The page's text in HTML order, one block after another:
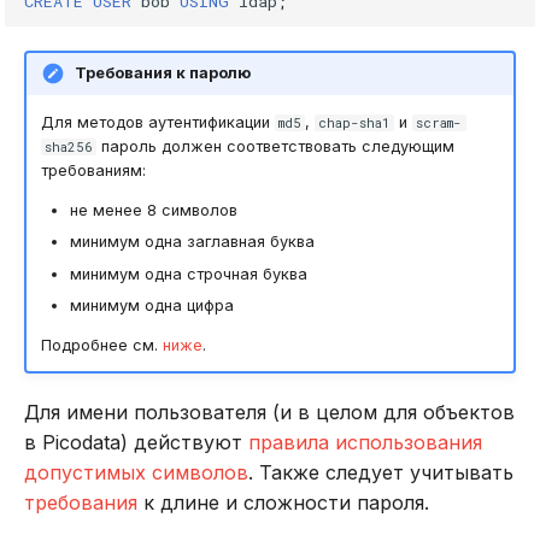
Требования к паролю
Для методов аутентификации md5 , chap-sha1 и
scram-
sha256 пароль должен соответствовать следующим
требованиям:
не менее 8 символов
минимум одна заглавная буква
минимум одна строчная буква
минимум одна цифра
Подробнее см. ниже.
Для имени пользователя (и в целом для объектов
в Picodata) действуют правила использования
допустимых символов. Также следует учитывать
требования к длине и сложности пароля.